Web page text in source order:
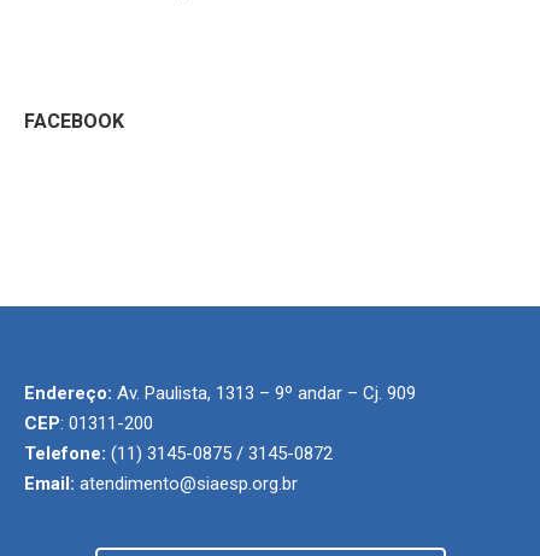
FACEBOOK
Endereço: Av. Paulista, 1313 – 9º andar – Cj. 909
CEP: 01311-200
Telefone: (11) 3145-0875 / 3145-0872
Email: atendimento@siaesp.org.br